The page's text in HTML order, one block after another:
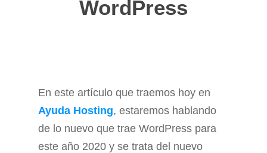
WordPress
En este artículo que traemos hoy en
Ayuda Hosting, estaremos hablando
de lo nuevo que trae WordPress para
este año 2020 y se trata del nuevo